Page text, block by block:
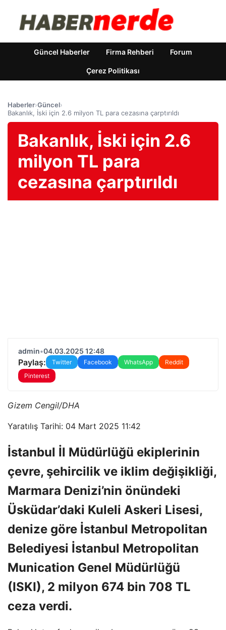
Güncel Haberler Firma Rehberi Forum
Çerez Politikası
Haberler›Güncel›
Bakanlık, İski için 2.6 milyon TL para cezasına çarptırıldı
Bakanlık, İski için 2.6
milyon TL para
cezasına çarptırıldı
admin•04.03.2025 12:48
Paylaş: Twitter Facebook WhatsApp
Reddit
Pinterest
Gizem Cengil/DHA
Yaratılış Tarihi: 04 Mart 2025 11:42
İstanbul İl Müdürlüğü ekiplerinin
çevre, şehircilik ve iklim değişikliği,
Marmara Denizi’nin önündeki
Üsküdar’daki Kuleli Askeri Lisesi,
denize göre İstanbul Metropolitan
Belediyesi İstanbul Metropolitan
Munication Genel Müdürlüğü
(ISKI), 2 milyon 674 bin 708 TL
ceza verdi.